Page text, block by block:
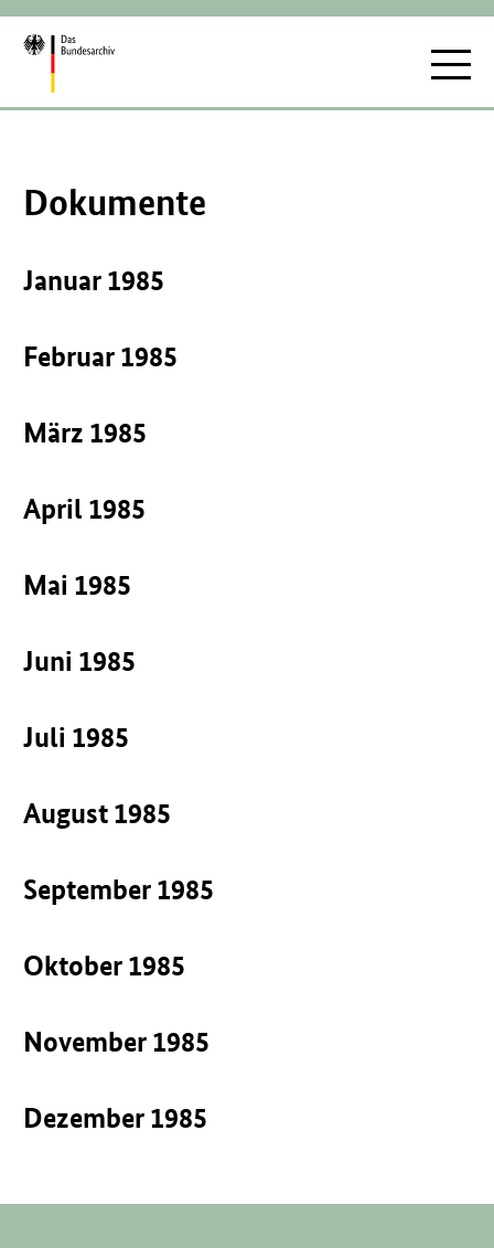
Zur
Dokumente
Januar 1985
Februar 1985
März 1985
April 1985
Mai 1985
Juni 1985
Juli 1985
August 1985
September 1985
Oktober 1985
November 1985
Dezember 1985